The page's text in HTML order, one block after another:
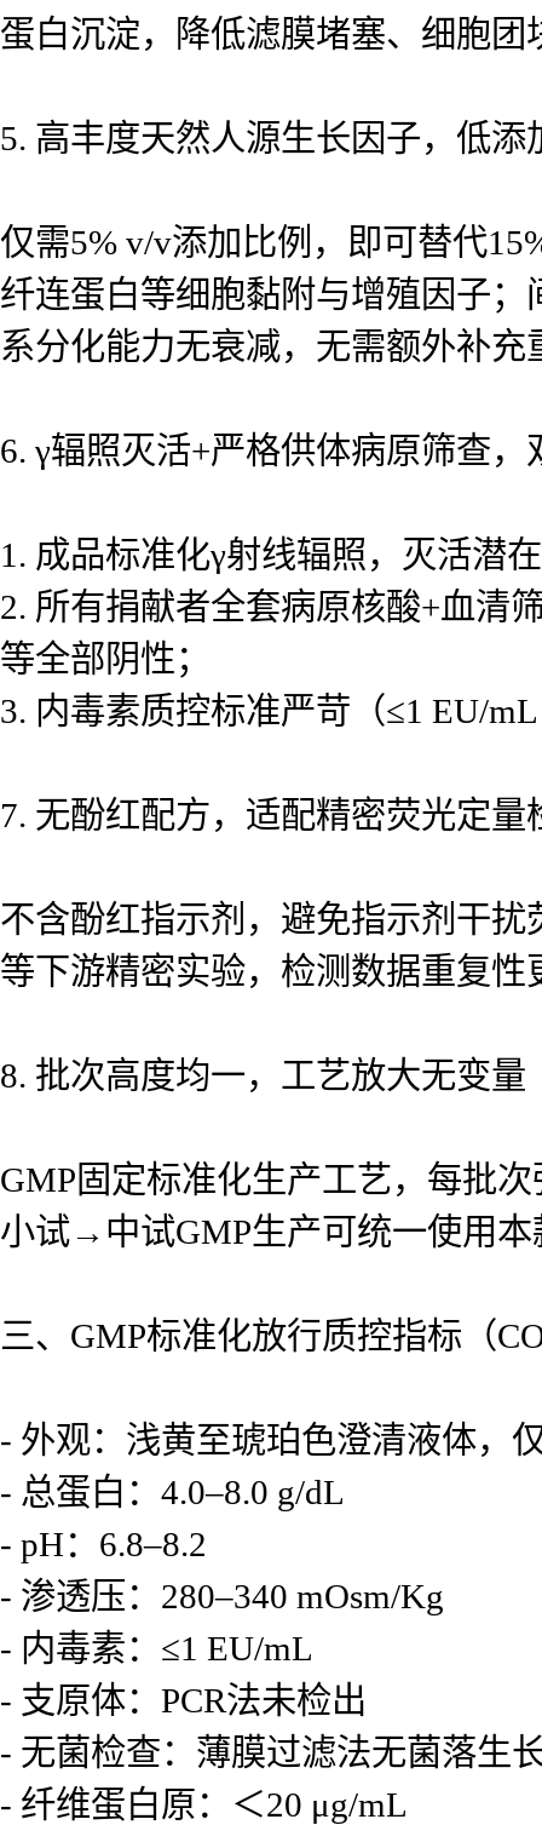
蛋白沉淀，降低滤膜堵塞、细胞团
5. 高丰度天然人源生长因子，低添
仅需5% v/v添加比例，即可替代
纤连蛋白等细胞黏附与增殖因子
系分化能力无衰减，无需额外补充
6. γ辐照灭活+严格供体病原筛查，
1. 成品标准化γ射线辐照，灭活潜
2. 所有捐献者全套病原核酸+血清
等全部阴性；
3. 内毒素质控标准严苛（≤1 EU/
7. 无酚红配方，适配精密荧光定量
不含酚红指示剂，避免指示剂干
等下游精密实验，检测数据重复性
8. 批次高度均一，工艺放大无变量
GMP固定标准化生产工艺，每批
小试→中试GMP生产可统一使用
三、GMP标准化放行质控指标（
- 外观：浅黄至琥珀色澄清液体，
- 总蛋白：4.0–8.0 g/dL
- pH：6.8–8.2
- 渗透压：280–340 mOsm/Kg
- 内毒素：≤1 EU/mL
- 支原体：PCR法未检出
- 无菌检查：薄膜过滤法无菌落生
- 纤维蛋白原：＜20 μg/mL